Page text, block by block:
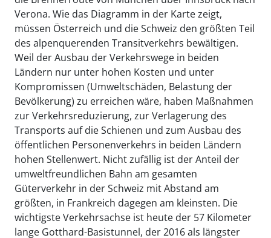
Verona. Wie das Diagramm in der Karte zeigt,
müssen Österreich und die Schweiz den größten Teil
des alpenquerenden Transitverkehrs bewältigen.
Weil der Ausbau der Verkehrswege in beiden
Ländern nur unter hohen Kosten und unter
Kompromissen (Umweltschäden, Belastung der
Bevölkerung) zu erreichen wäre, haben Maßnahmen
zur Verkehrsreduzierung, zur Verlagerung des
Transports auf die Schienen und zum Ausbau des
öffentlichen Personenverkehrs in beiden Ländern
hohen Stellenwert. Nicht zufällig ist der Anteil der
umweltfreundlichen Bahn am gesamten
Güterverkehr in der Schweiz mit Abstand am
größten, in Frankreich dagegen am kleinsten. Die
wichtigste Verkehrsachse ist heute der 57 Kilometer
lange Gotthard-Basistunnel, der 2016 als längster